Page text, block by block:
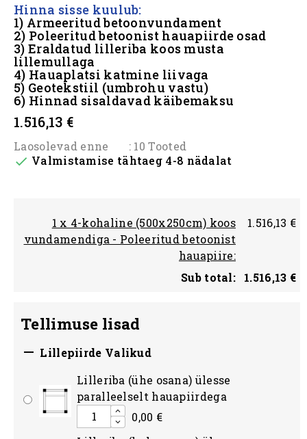
Hinna sisse kuulub:
1) Armeeritud betoonvundament
2) Poleeritud betoonist hauapiirde osad
3) Eraldatud lilleriba koos musta
lillemullaga
4) Hauaplatsi katmine liivaga
5) Geotekstiil (umbrohu vastu)
6) Hinnad sisaldavad käibemaksu
1.516,13 €
Laosolevad enne : 10 Tooted
 Valmistamise tähtaeg 4-8 nädalat
1 x 4-kohaline (500x250cm) koos
vundamendiga - Poleeritud betoonist
hauapiire:
1.516,13 €
Sub total: 1.516,13 €
Tellimuse lisad
 Lillepiirde Valikud
Lilleriba (ühe osana) ülesse
paralleelselt hauapiirdega
0,00 €